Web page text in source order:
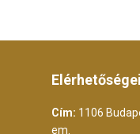
Cím: 1106
em.